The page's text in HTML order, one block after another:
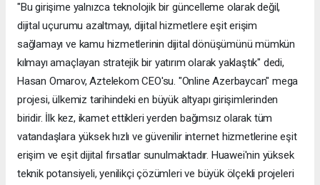
"Bu girişime yalnızca teknolojik bir güncelleme olarak değil,
dijital uçurumu azaltmayı, dijital hizmetlere eşit erişim
sağlamayı ve kamu hizmetlerinin dijital dönüşümünü mümkün
kılmayı amaçlayan stratejik bir yatırım olarak yaklaştık" dedi,
Hasan Omarov, Aztelekom CEO'su. "Online Azerbaycan" mega
projesi, ülkemiz tarihindeki en büyük altyapı girişimlerinden
biridir. İlk kez, ikamet ettikleri yerden bağımsız olarak tüm
vatandaşlara yüksek hızlı ve güvenilir internet hizmetlerine eşit
erişim ve eşit dijital fırsatlar sunulmaktadır. Huawei'nin yüksek
teknik potansiyeli, yenilikçi çözümleri ve büyük ölçekli projeleri